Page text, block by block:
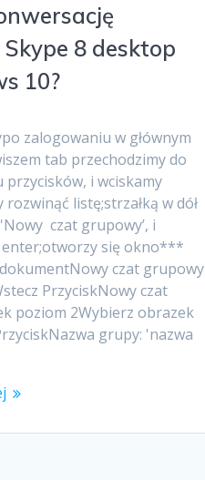
8 desktop
10?
zalogowaniu w głównym
tab przechodzimy do
przycisków, i wciskamy
rozwinąć listę;strzałką w dół
czat grupowy’, i
enter;otworzy się okno***
czat grupowy
PrzyciskNowy czat
poziom 2Wybierz obrazek
grupy: 'nazwa